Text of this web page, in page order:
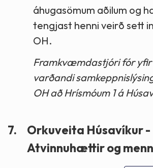
áhugasömum aðilum og
tengjast henni veirð sett
OH.
Framkvæmdastjóri fór yfir
varðandi
OH að Hrísmóum 1 á
7.
Orkuveita Húsavíkur -
Atvinnuhættir og